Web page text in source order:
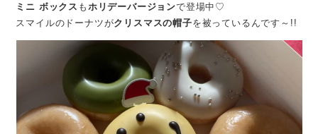
ミニ ボックス も ホリデーバージョンで登場中♡
スマイルのドーナツがクリスマスの帽子を被っているんです～!!